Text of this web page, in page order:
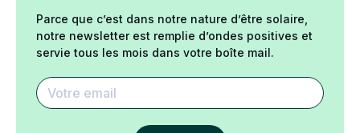
Parce que c’est dans notre nature d’être solaire,
notre newsletter est remplie d’ondes positives et
servie tous les mois dans votre boîte mail.